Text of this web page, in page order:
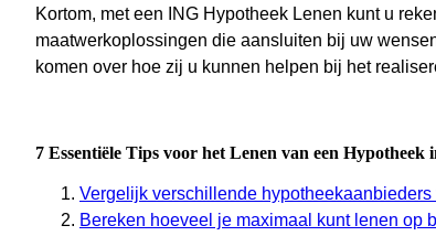
Kortom, met een ING Hypotheek Lenen kunt u
maatwerkoplossingen die aansluiten bij uw
komen over hoe zij u kunnen helpen bij het
7 Essentiële Tips voor het Lenen van een Hypotheek
Vergelijk verschillende
Bereken hoeveel je maximaal kunt lenen op